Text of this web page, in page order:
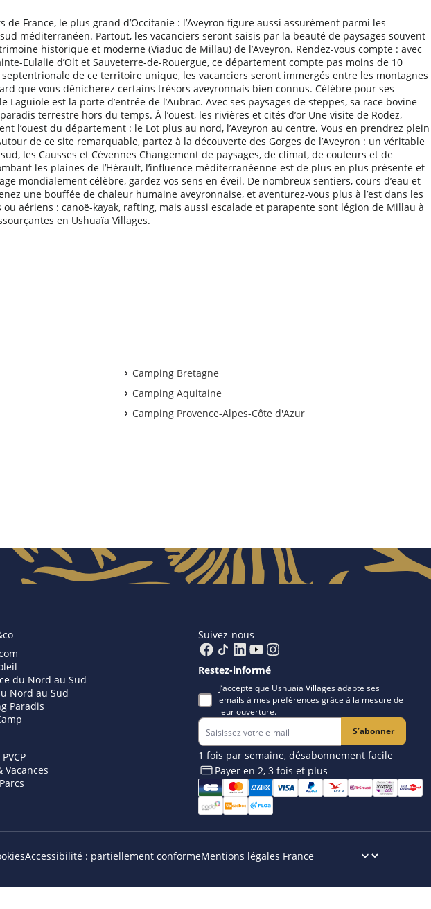
France, le plus grand d’Occitanie : l’Aveyron figure aussi assurément parmi les
méditerranéen. Partout, les vacanciers seront saisis par la beauté de paysages souvent
historique et moderne (Viaduc de Millau) de l’Aveyron. Rendez-vous compte : avec
Eulalie d’Olt et Sauveterre-de-Rouergue, ce département compte pas moins de 10
de ce territoire unique, les vacanciers seront immergés entre les montagnes
que vous dénicherez certains trésors aveyronnais bien connus. Célèbre pour ses
est la porte d’entrée de l’Aubrac. Avec ses paysages de steppes, sa race bovine
terrestre hors du temps. À l’ouest, les rivières et cités d’or Une visite de Rodez,
l’ouest du département : le Lot plus au nord, l’Aveyron au centre. Vous en prendrez plein
de ce site remarquable, partez à la découverte des Gorges de l’Aveyron : un véritable
les Causses et Cévennes Changement de paysages, de climat, de couleurs et de
les plaines de l’Hérault, l’influence méditerranéenne est de plus en plus présente et
mondialement célèbre, gardez vos sens en éveil. De nombreux sentiers, cours d’eau et
une bouffée de chaleur humaine aveyronnaise, et aventurez-vous plus à l’est dans les
aériens : canoë-kayak, rafting, mais aussi escalade et parapente sont légion de Millau à
en Ushuaïa Villages.
Camping Bretagne
Camping Aquitaine
Camping Provence-Alpes-Côte d'Azur
du Nord au Sud
Nord au Sud
Paradis
Vacances
Suivez-nous
Restez-informé
J’accepte que Ushuaia Villages adapte ses
emails à mes préférences grâce à la mesure de
leur ouverture.
S’abonner
1 fois par semaine, désabonnement facile
Payer en 2, 3 fois et plus​
Accessibilité : partiellement conformeMentions légales